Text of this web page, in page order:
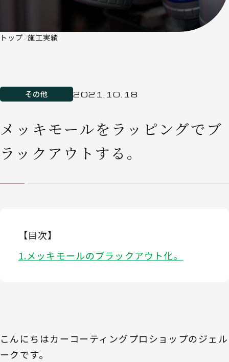
トップ 施工実績
その他 2021.10.18
メッキモールをラッピングでブ
ラックアウトする。
【目次】
メッキモールのブラックアウト化。
こんにちはカーコーティングプロショップのジェル
ークです。